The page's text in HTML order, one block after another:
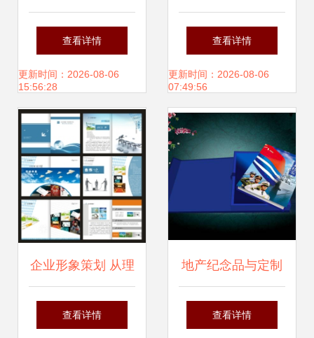
牌塑造 從长沙到湘
潭的视觉传奇
查看详情
更新时间：2026-08-06
15:56:28
承——康特管桩企
业形象画册整体策
划思路
查看详情
更新时间：2026-08-06
07:49:56
企业形象策划 从理
念到视觉的品牌构
查看详情
地产纪念品与定制
纪念银币 高端商务
查看详情